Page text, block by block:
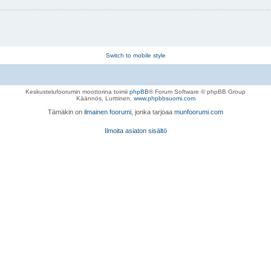
Switch to mobile style
Keskustelufoorumin moottorina toimii phpBB® Forum Software © phpBB Group
Käännös, Lurttinen, www.phpbbsuomi.com
Tämäkin on ilmainen foorumi , jonka tarjoaa munfoorumi.com
Ilmoita asiaton sisältö